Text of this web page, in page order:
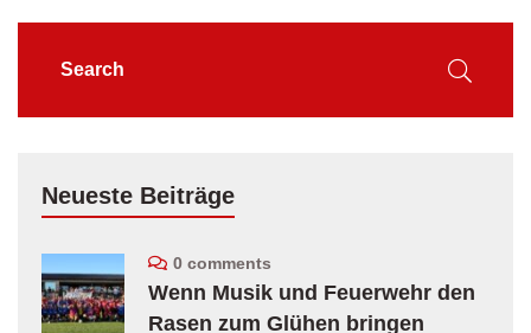
Neueste Beiträge
0 comments
Wenn Musik und Feuerwehr den
Rasen zum Glühen bringen